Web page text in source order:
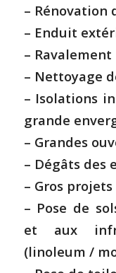
– Rénovation
– Enduit
– Ravalement
– Nettoyage
– Isolations
grande
– Grandes
– Dégâts des
– Gros
– Pose de
et aux
(linoleum /